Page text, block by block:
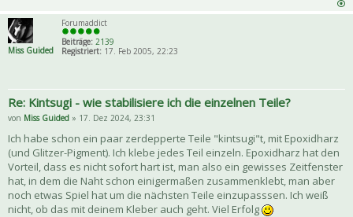
Miss Guided
Forumaddict
Beiträge: 2139
Registriert: 17. Feb 2005, 22:23
Re: Kintsugi - wie stabilisiere ich die einzelnen Teile?
von Miss Guided » 17. Dez 2024, 23:31
Ich habe schon ein paar zerdepperte Teile "kintsugi"t, mit Epoxidharz
(und Glitzer-Pigment). Ich klebe jedes Teil einzeln. Epoxidharz hat den
Vorteil, dass es nicht sofort hart ist, man also ein gewisses Zeitfenster
hat, in dem die Naht schon einigermaßen zusammenklebt, man aber
noch etwas Spiel hat um die nächsten Teile einzupasssen. Ich weiß
nicht, ob das mit deinem Kleber auch geht. Viel Erfolg